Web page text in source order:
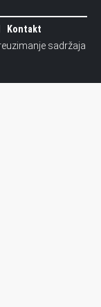
Kontakt
sadržaja